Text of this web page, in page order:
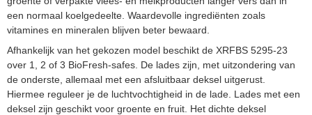
een normaal koelgedeelte. Waardevolle ingrediënten zoals
vitamines en mineralen blijven beter bewaard.
Afhankelijk van het gekozen model beschikt de XRFBS 5295-23
over 1, 2 of 3 BioFresh-safes. De lades zijn, met uitzondering van
de onderste, allemaal met een afsluitbaar deksel uitgerust.
Hiermee reguleer je de luchtvochtigheid in de lade. Lades met een
deksel zijn geschikt voor groente en fruit. Het dichte deksel